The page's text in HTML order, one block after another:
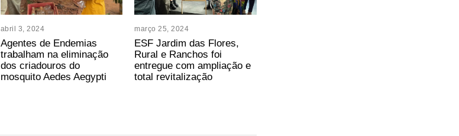
abril 3, 2024
Agentes de Endemias
trabalham na eliminação
dos criadouros do
mosquito Aedes Aegypti
março 25, 2024
ESF Jardim das Flores,
Rural e Ranchos foi
entregue com ampliação e
total revitalização